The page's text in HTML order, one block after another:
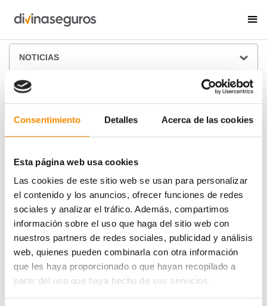
Consentimiento Detalles Acerca de las cookies
Esta página web usa cookies
Las cookies de este sitio web se usan para personalizar
el contenido y los anuncios, ofrecer funciones de redes
sociales y analizar el tráfico. Además, compartimos
información sobre el uso que haga del sitio web con
nuestros partners de redes sociales, publicidad y análisis
web, quienes pueden combinarla con otra información
que les haya proporcionado o que hayan recopilado a
partir del uso que haya hecho de sus servicios.
ÁREA DE PRENSA
NOTICIAS